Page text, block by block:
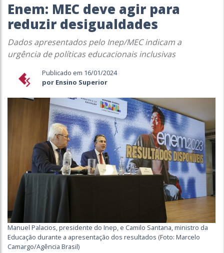
Enem: MEC deve agir para
reduzir desigualdades
Dados apresentados pelo Inep/MEC indicam a
urgência de políticas educacionais inclusivas
Publicado em 16/01/2024
por Ensino Superior
Manuel Palacios, presidente do Inep, e Camilo Santana, ministro da
Educação durante a apresentação dos resultados (Foto: Marcelo
Camargo/Agência Brasil)